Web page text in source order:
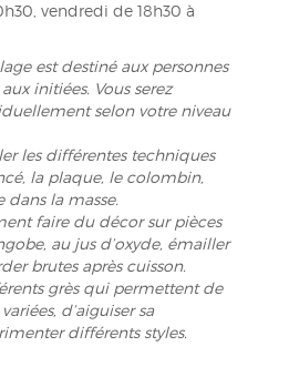
vendredi de 18h30 à
est destiné aux personnes
initiées. Vous serez
selon votre niveau
les différentes techniques
la plaque, le colombin,
dans la masse.
faire du décor sur pièces
au jus d’oxyde, émailler
brutes après cuisson.
grès qui permettent de
d’aiguiser sa
différents styles.